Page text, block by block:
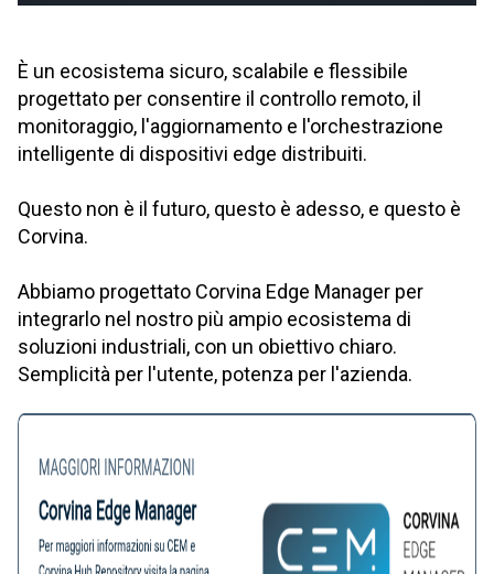
È un ecosistema sicuro, scalabile e flessibile
progettato per consentire il controllo remoto, il
monitoraggio, l'aggiornamento e l'orchestrazione
intelligente di dispositivi edge distribuiti.
Questo non è il futuro, questo è adesso, e questo è
Corvina.
Abbiamo progettato Corvina Edge Manager per
integrarlo nel nostro più ampio ecosistema di
soluzioni industriali, con un obiettivo chiaro.
Semplicità per l'utente, potenza per l'azienda.